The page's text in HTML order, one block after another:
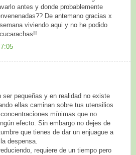
antes y donde probablemente
De antemano gracias x
viviendo aqui y no he podido
ser pequeñas y en realidad no existe
ellas caminan sobre tus utensilios
mínimas que no
efecto. Sin embargo no dejes de
que tienes de dar un enjuague a
despensa.
requiere de un tiempo pero